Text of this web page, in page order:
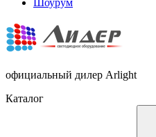
Шоурум
официальный дилер Arlight
Каталог